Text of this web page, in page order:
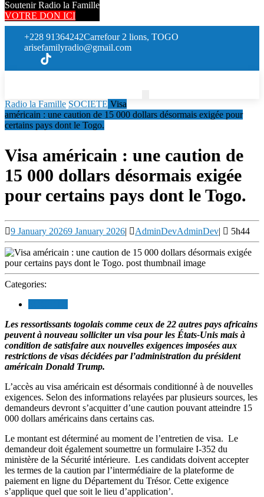
Soutenir Radio la Famille
VOTRE DON ICI
+228 91364242Carrefour 2 lions, TOGO
arisefamilyradio@gmail.com
Radio la Famille SOCIETE Visa
américain : une caution de 15 000 dollars désormais exigée pour
certains pays dont le Togo.
Visa américain : une caution de
15 000 dollars désormais exigée
pour certains pays dont le Togo.
9 January 20269 January 2026| AdminDevAdminDev| 5h44
Categories:
Les ressortissants togolais comme ceux de 22 autres pays africains
peuvent à nouveau solliciter un visa pour les États-Unis mais à
condition de satisfaire aux nouvelles exigences imposées aux
restrictions de visas décidées par l’administration du président
américain Donald Trump.
L’accès au visa américain est désormais conditionné à de nouvelles
exigences. Selon des informations relayées par plusieurs sources, les
demandeurs devront s’acquitter d’une caution pouvant atteindre 15
000 dollars américains dans certains cas.
Le montant est déterminé au moment de l’entretien de visa. Le
demandeur doit également soumettre un formulaire I-352 du
ministère de la Sécurité intérieure. Les candidats doivent accepter
les termes de la caution par l’intermédiaire de la plateforme de
paiement en ligne du Département du Trésor. Cette exigence
s’applique quel que soit le lieu d’application’.